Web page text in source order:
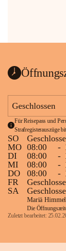
Geschlossen
Für Reisepass und
Strafregisterauszüge
SO
MO 08:00 -
DI
08:00 -
MI
08:00 -
DO
08:00 -
FR
SA
Mariä
Die
Zuletzt bearbeitet: